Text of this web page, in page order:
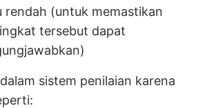
rendah (untuk memastikan
tersebut dapat
sistem penilaian karena